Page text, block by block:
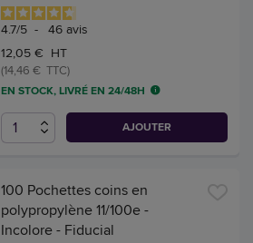
4.7/5 - 46 avis
12,05 € HT
(14,46 € TTC)
EN STOCK, LIVRÉ EN 24/48H
AJOUTER
100 Pochettes coins en
polypropylène 11/100e -
Incolore - Fiducial